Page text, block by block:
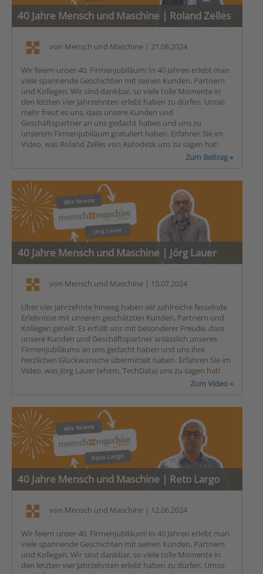
40 Jahre Mensch und Maschine | Roland Zelles
von Mensch und Maschine | 21.08.2024
Wir feiern unser 40. Firmenjubiläum! In 40 Jahren erlebt man
viele spannende Geschichten mit seinen Kunden, Partnern
und Kollegen. Wir sind dankbar, so viele tolle Momente in
den letzten vier Jahrzehnten erlebt haben zu dürfen. Umso
mehr freut es uns, dass unsere Kunden und
Geschäftspartner an uns gedacht haben und uns zu
unserem Firmenjubiläum gratuliert haben. Erfahren Sie im
Video, was Roland Zelles von Autodesk uns zu sagen hat!
Zum Beitrag »
40 Jahre Mensch und Maschine | Jörg Lauer
von Mensch und Maschine | 15.07.2024
Über vier Jahrzehnte hinweg haben wir zahlreiche fesselnde
Erlebnisse mit unseren geschätzten Kunden, Partnern und
Kollegen geteilt. Es erfüllt uns mit besonderer Freude, dass
unsere Kunden und Geschäftspartner anlässlich unseres
Firmenjubiläums an uns gedacht haben und uns ihre
herzlichen Glückwünsche übermittelt haben. Erfahren Sie im
Video, was Jörg Lauer (ehem. TechData) uns zu sagen hat!
Zum Video »
40 Jahre Mensch und Maschine | Reto Largo
von Mensch und Maschine | 12.06.2024
Wir feiern unser 40. Firmenjubiläum! In 40 Jahren erlebt man
viele spannende Geschichten mit seinen Kunden, Partnern
und Kollegen. Wir sind dankbar, so viele tolle Momente in
den letzten vier Jahrzehnten erlebt haben zu dürfen. Umso